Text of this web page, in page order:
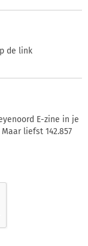
de link
E-zine in je
liefst 142.857